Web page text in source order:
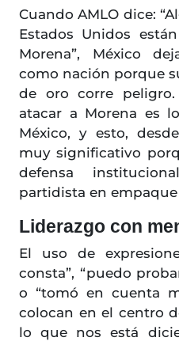
Cuando AMLO dice:
Estados Unidos
Morena”, México
como nación porque
de oro corre peligro.
atacar a Morena es
México, y esto,
muy significativo
defensa
partidista en
Liderazgo con
El uso de
consta”, “puedo
o “tomó en cuenta
colocan en el centro
lo que nos está